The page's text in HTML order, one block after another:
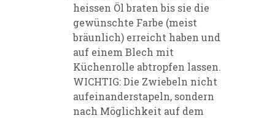
heissen Öl braten bis sie die
gewünschte Farbe (meist
bräunlich) erreicht haben und
auf einem Blech mit
Küchenrolle abtropfen lassen.
WICHTIG: Die Zwiebeln nicht
aufeinanderstapeln, sondern
nach Möglichkeit auf dem